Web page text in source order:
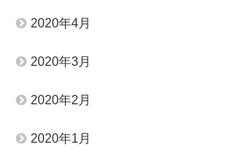
2020年4月
2020年3月
2020年2月
2020年1月